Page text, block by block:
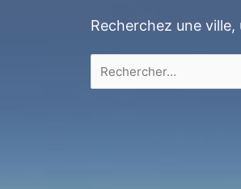
Recherchez une